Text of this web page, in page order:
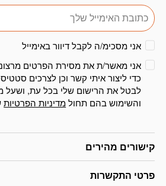
קישורים מהירים
פרטי התקשרות
אני מסכימ/ה לקבל דיוור באימייל
אני מאשר/ת את מסירת הפרטים
כדי ליצור איתי קשר וכן לצרכים
לבטל את הרישום שלי בכל עת, ושעל
והשימוש בהם תחולמדיניות הפרטיות